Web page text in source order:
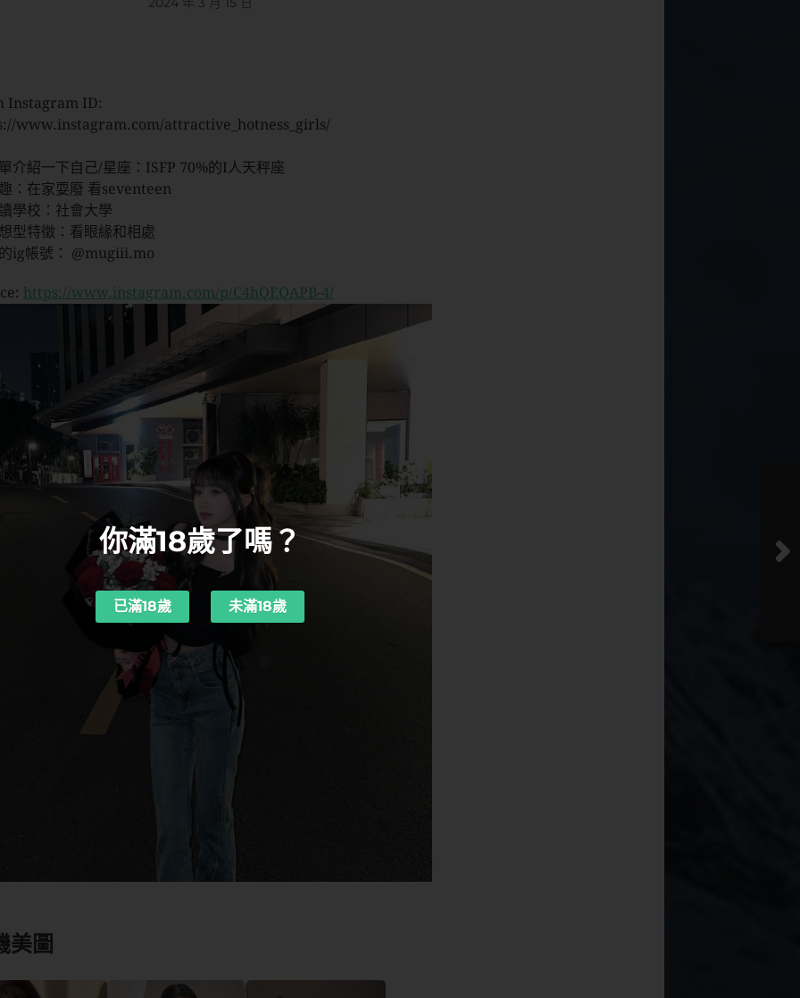
Instagram ID:
www.instagram.com/attractive_hotness_girls/
介紹一下自己/星座：ISFP 70%的I人天秤座
：在家耍廢 看seventeen
學校：社會大學
型特徵：看眼緣和相處
ig帳號： @mugiii.mo
https://www.instagram.com/p/C4hQEQAPB-4/
美圖
你滿18歲了嗎？
已滿18歲 未滿18歲